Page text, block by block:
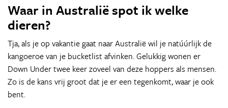
Waar in Australië spot ik welke
dieren?
Tja, als je op vakantie gaat naar Australië wil je natúúrlijk de
kangoeroe van je bucketlist afvinken. Gelukkig wonen er
Down Under twee keer zoveel van deze hoppers als mensen.
Zo is de kans vrij groot dat je er een tegenkomt, waar je ook
bent.